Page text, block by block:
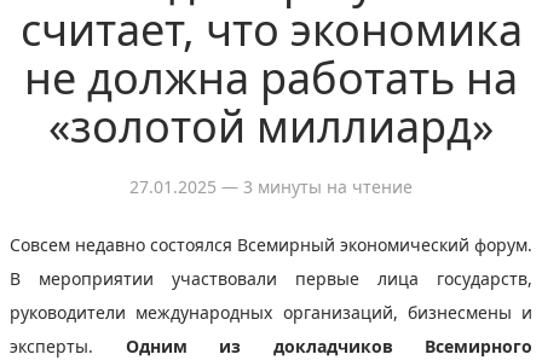
считает, что экономика
не должна работать на
«золотой миллиард»
27.01.2025 — 3 минуты на чтение
Совсем недавно состоялся Всемирный экономический форум.
В мероприятии участвовали первые лица государств,
руководители международных организаций, бизнесмены и
эксперты. Одним из докладчиков Всемирного